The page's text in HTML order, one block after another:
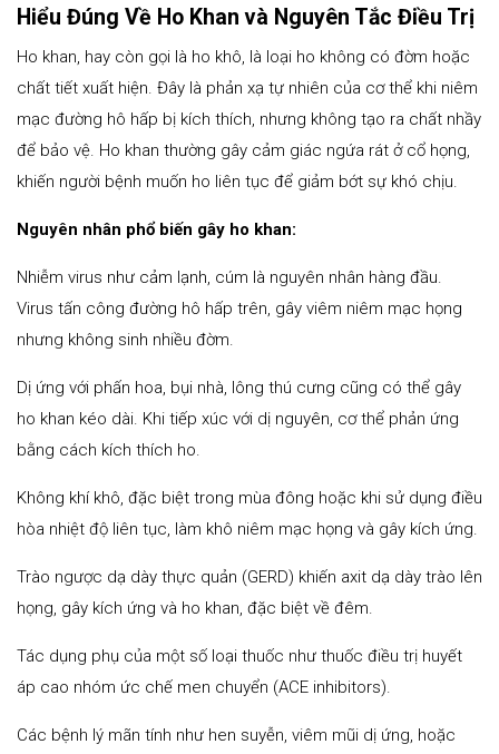
Hiểu Đúng Về Ho Khan và Nguyên Tắc Điều Trị
Ho khan, hay còn gọi là ho khô, là loại ho không có đờm hoặc
chất tiết xuất hiện. Đây là phản xạ tự nhiên của cơ thể khi niêm
mạc đường hô hấp bị kích thích, nhưng không tạo ra chất nhầy
để bảo vệ. Ho khan thường gây cảm giác ngứa rát ở cổ họng,
khiến người bệnh muốn ho liên tục để giảm bớt sự khó chịu.
Nguyên nhân phổ biến gây ho khan:
Nhiễm virus như cảm lạnh, cúm là nguyên nhân hàng đầu.
Virus tấn công đường hô hấp trên, gây viêm niêm mạc họng
nhưng không sinh nhiều đờm.
Dị ứng với phấn hoa, bụi nhà, lông thú cưng cũng có thể gây
ho khan kéo dài. Khi tiếp xúc với dị nguyên, cơ thể phản ứng
bằng cách kích thích ho.
Không khí khô, đặc biệt trong mùa đông hoặc khi sử dụng điều
hòa nhiệt độ liên tục, làm khô niêm mạc họng và gây kích ứng.
Trào ngược dạ dày thực quản (GERD) khiến axit dạ dày trào lên
họng, gây kích ứng và ho khan, đặc biệt về đêm.
Tác dụng phụ của một số loại thuốc như thuốc điều trị huyết
áp cao nhóm ức chế men chuyển (ACE inhibitors).
Các bệnh lý mãn tính như hen suyễn, viêm mũi dị ứng, hoặc